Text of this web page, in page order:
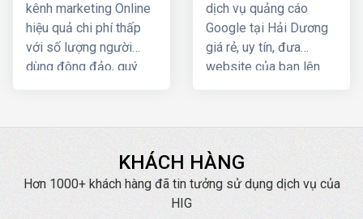
kênh marketing Online
hiệu quả chi phí thấp
với số lượng người
dùng đông đảo, quý
Marketing để phát
thông thương hiệu. Quý
đơn vị, doanh nghiệp
dịch vụ quảng cáo
Google tại Hải Dương
giá rẻ, uy tín, đưa
website của bạn lên
nhanh chóng với chi phí
KHÁCH HÀNG
Hơn 1000+ khách hàng đã tin tưởng sử dụng dịch vụ của
HIG